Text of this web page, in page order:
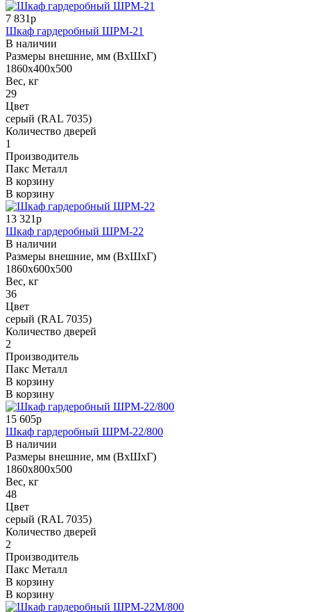
7 831р
Шкаф гардеробный ШРМ-21
В наличии
Размеры внешние, мм (ВхШхГ)
1860x400x500
Вес, кг
29
Цвет
серый (RAL 7035)
Количество дверей
1
Производитель
Пакс Металл
В корзину
В корзину
13 321р
Шкаф гардеробный ШРМ-22
В наличии
Размеры внешние, мм (ВхШхГ)
1860x600x500
Вес, кг
36
Цвет
серый (RAL 7035)
Количество дверей
2
Производитель
Пакс Металл
В корзину
В корзину
15 605р
Шкаф гардеробный ШРМ-22/800
В наличии
Размеры внешние, мм (ВхШхГ)
1860x800x500
Вес, кг
48
Цвет
серый (RAL 7035)
Количество дверей
2
Производитель
Пакс Металл
В корзину
В корзину